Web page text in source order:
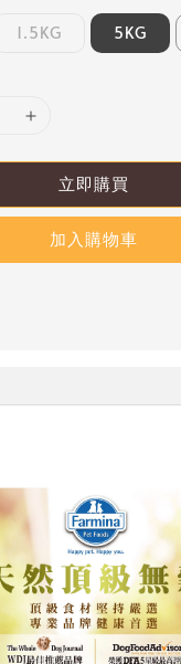
1.5KG 5KG
立即購買
加入購物車